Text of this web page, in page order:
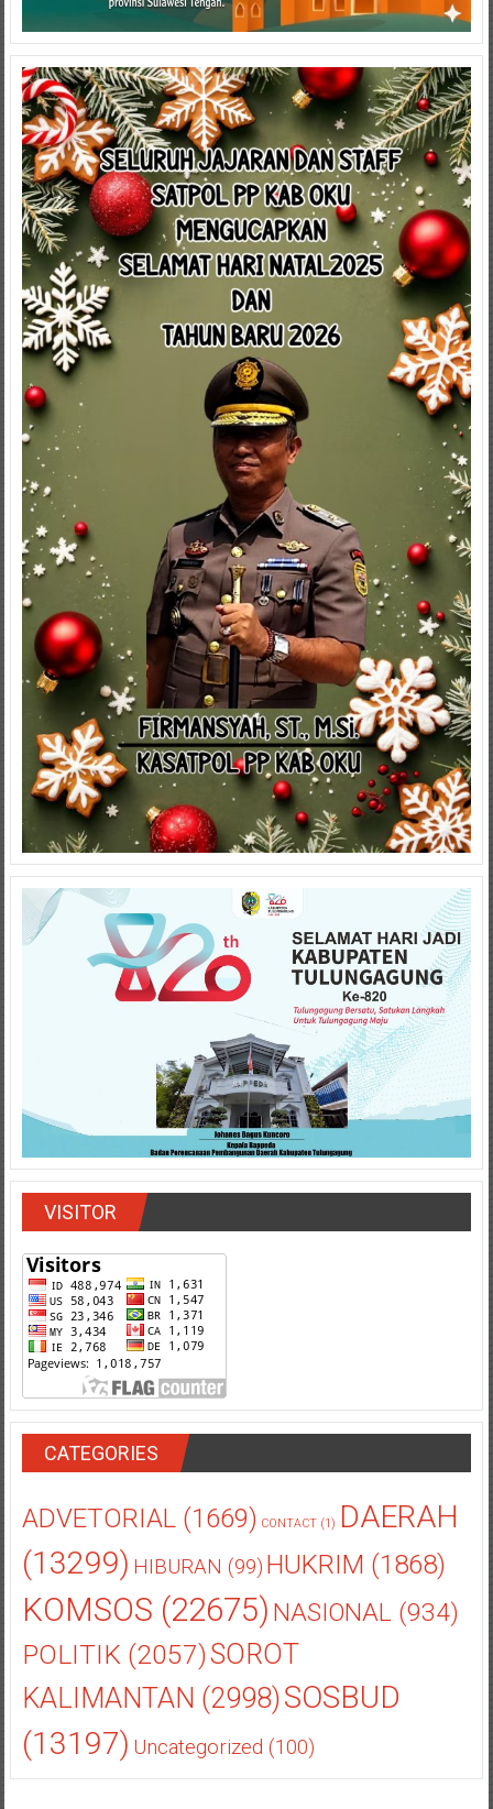
VISITOR
CATEGORIES
ADVETORIAL(1669) CONTACT(1) DAERAH
(13299) HIBURAN (99) HUKRIM (1868)
KOMSOS (22675) NASIONAL(934)
POLITIK(2057)SOROT
KALIMANTAN (2998)SOSBUD
(13197) Uncategorized (100)